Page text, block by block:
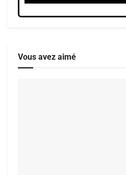
Vous avez aimé